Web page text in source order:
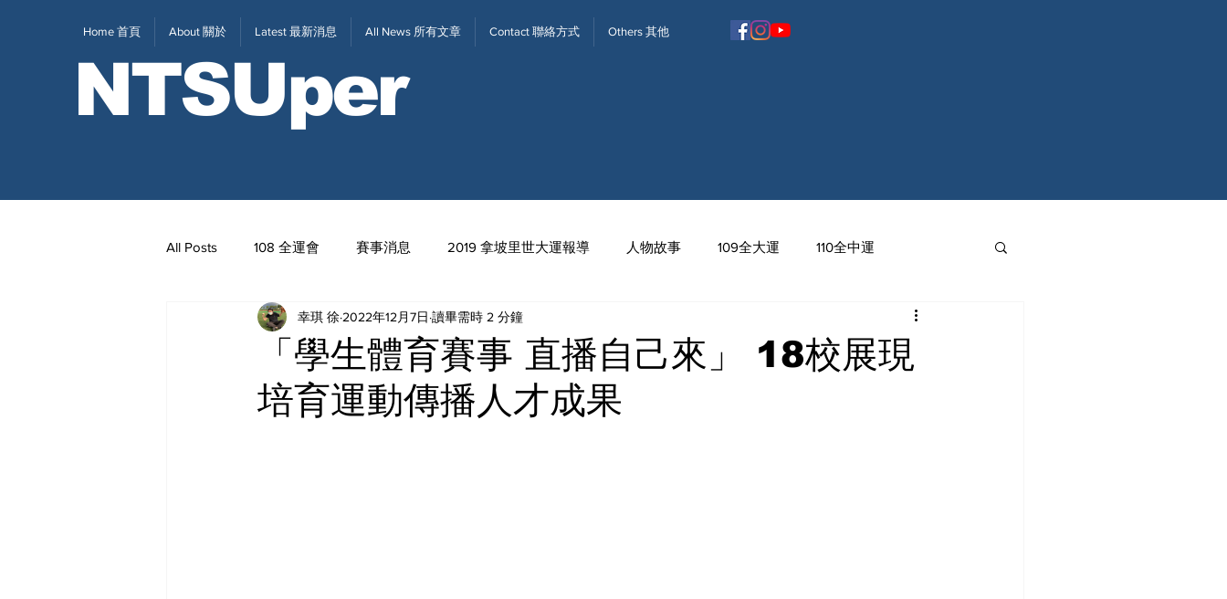
Home 首頁 About 關於 Latest 最新消息 All News 所有文章 Contact 聯絡方式 Others 其他
NTSUper
All Posts 108 全運會 賽事消息 2019 拿坡里世大運報導 人物故事 109全大運 110全中運
2020東京奧運 111全大運 113全中運
「學生體育賽事 直播自己來」 18校展現
培育運動傳播人才成果
幸琪 徐 2022年12月7日 讀畢需時 2 分鐘